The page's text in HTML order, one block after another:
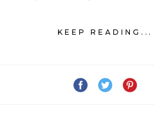
KEEP READING...